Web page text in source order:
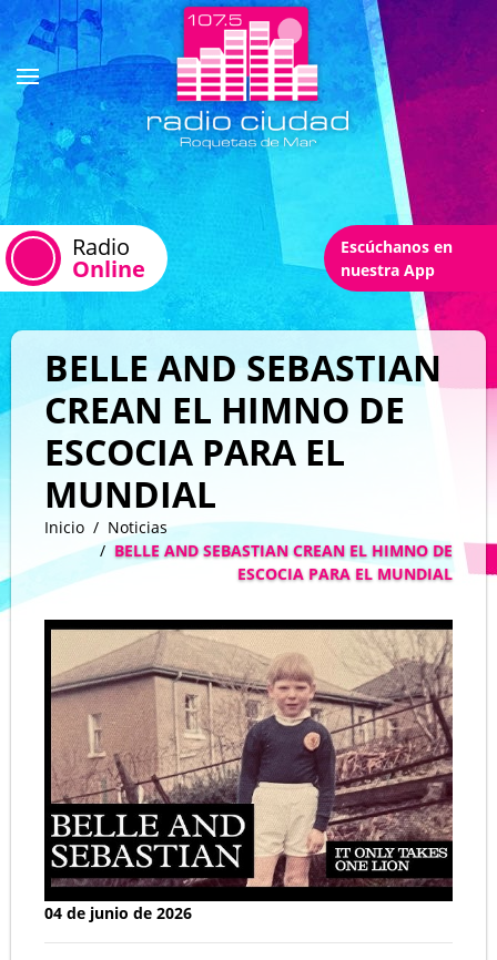
Radio
Online
Escúchanos en
nuestra App
BELLE AND SEBASTIAN
CREAN EL HIMNO DE
ESCOCIA PARA EL
MUNDIAL
Inicio
Noticias
BELLE AND SEBASTIAN CREAN EL HIMNO DE
ESCOCIA PARA EL MUNDIAL
04 de junio de 2026